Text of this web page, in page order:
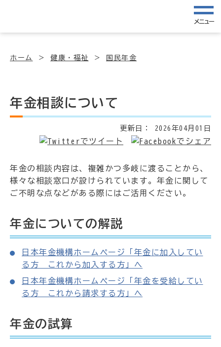
メニュー
ホーム 健康・福祉 国民年金
年金相談について
更新日： 2026年04月01日
年金の相談内容は、複雑かつ多岐に渡ることから、
様々な相談窓口が設けられています。年金に関して
ご不明な点などがある際にはご活用ください。
年金についての解説
日本年金機構ホームページ「年金に加入してい
る方 これから加入する方」へ
日本年金機構ホームページ「年金を受給してい
る方 これから請求する方」へ
年金の試算